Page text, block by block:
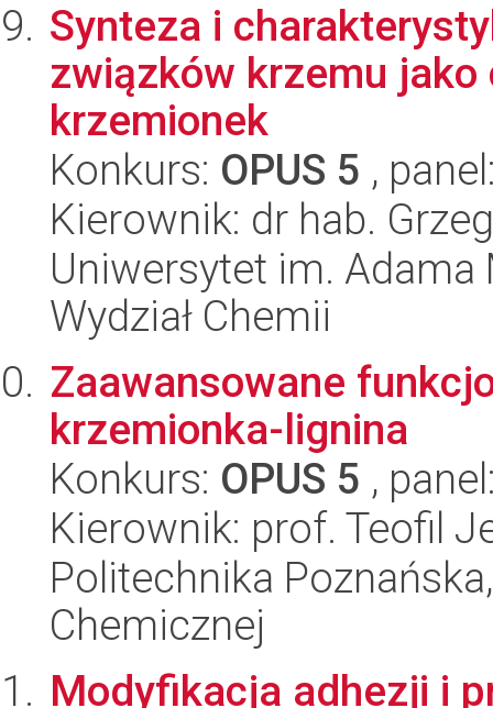
Synteza i
związków krzemu
krzemionek
Konkurs: OPUS 5 ,
Kierownik: dr hab.
Uniwersytet im.
Wydział Chemii
Zaawansowane
krzemionka-lignina
Konkurs: OPUS 5 ,
Kierownik: prof. Teofil
Politechnika
Chemicznej
Modyfikacja adhezji i